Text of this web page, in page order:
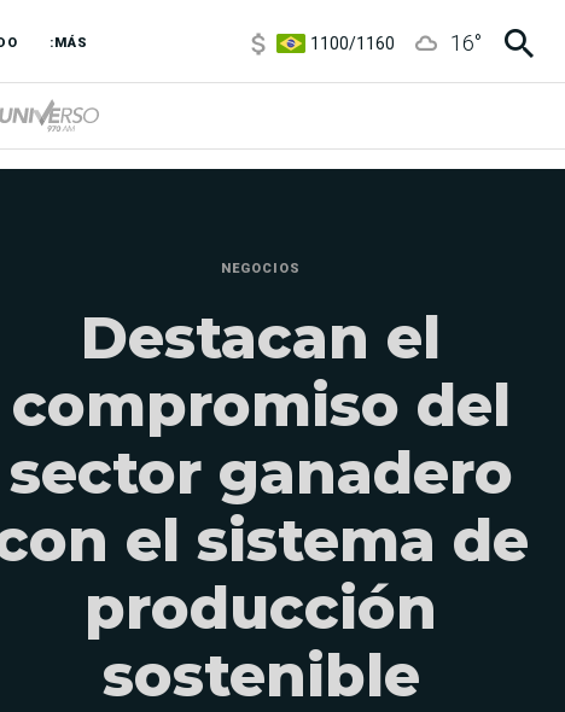
:MÁS
3,8/4
16°
NEGOCIOS
Destacan el
compromiso del
sector ganadero
el sistema de
producción
sostenible